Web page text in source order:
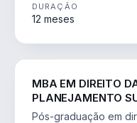
DURAÇÃO
12 meses
MBA EM DIREITO
PLANEJAMENTO
Pós-graduação em